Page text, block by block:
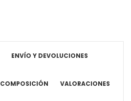
ENVÍO Y DEVOLUCIONES
COMPOSICIÓN VALORACIONES